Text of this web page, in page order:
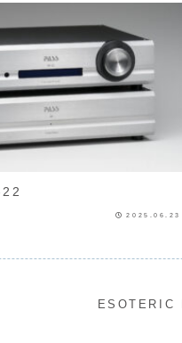
2025.06.23